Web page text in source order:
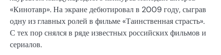
«Кинотавр». На экране дебютировал в 2009 году, сыграв
одну из главных ролей в фильме «Таинственная страсть».
С тех пор снялся в ряде известных российских фильмов и
сериалов.